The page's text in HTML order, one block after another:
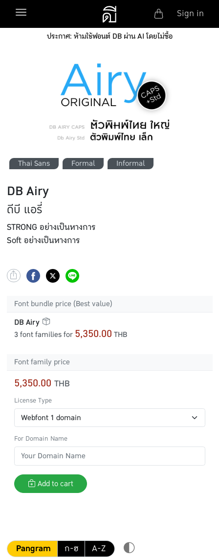
Skip to main content
Toggle navigation Sign in
ประกาศ: ห้ามใช้ฟอนต์ DB ผ่าน AI โดยไม่ซื้อ
Thai Sans Formal Informal
DB Airy
ดีบี แอรี่
STRONG อย่างเป็นทางการ
Soft อย่างเป็นทางการ
Font bundle price (Best value)
DB Airy
3 font families for 5,350.00 THB
Font family price
5,350.00 THB
License Type
For Domain Name
Add to cart
Pangram ก-ฮ A-Z